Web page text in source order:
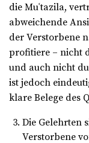
die Muʿtazila,
abweichende
der Verstorbene
profitiere – nicht
und auch nicht
ist jedoch
klare Belege des
Die Gelehrten
Verstorbene